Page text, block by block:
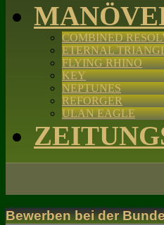
COMBINED
ETERNAL
FLYING RHINO
KEY
NEPTUNES
REFORGER
ULAN EAGLE
Bewerben bei der